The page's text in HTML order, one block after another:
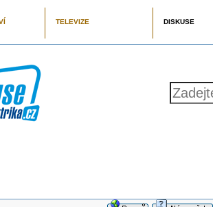
TELEVIZE DISKUSE